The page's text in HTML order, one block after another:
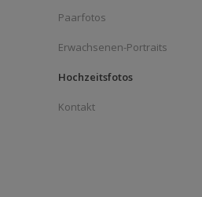
Paarfotos
Erwachsenen-Portraits
Hochzeitsfotos
Kontakt